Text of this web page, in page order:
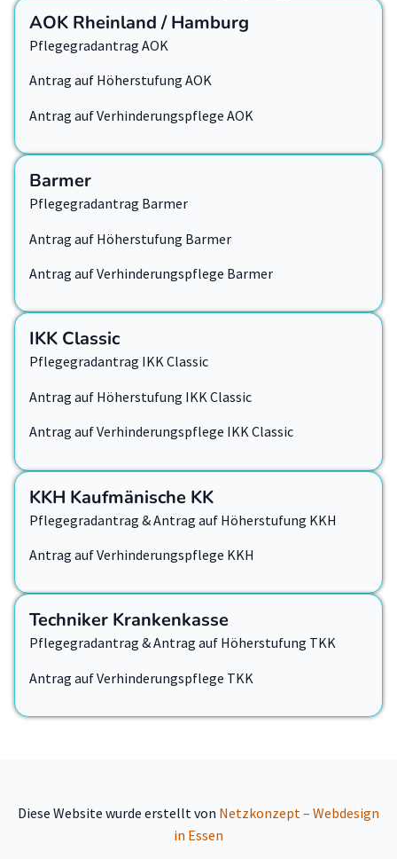
AOK Rheinland / Hamburg
Pflegegradantrag AOK
Antrag auf Höherstufung AOK
Antrag auf Verhinderungspflege AOK
Barmer
Pflegegradantrag Barmer
Antrag auf Höherstufung Barmer
Antrag auf Verhinderungspflege Barmer
IKK Classic
Pflegegradantrag IKK Classic
Antrag auf Höherstufung IKK Classic
Antrag auf Verhinderungspflege IKK Classic
KKH Kaufmänische KK
Pflegegradantrag & Antrag auf Höherstufung KKH
Antrag auf Verhinderungspflege KKH
Techniker Krankenkasse
Pflegegradantrag & Antrag auf Höherstufung TKK
Antrag auf Verhinderungspflege TKK
Diese Website wurde erstellt von Netzkonzept – Webdesign
in Essen